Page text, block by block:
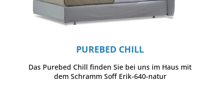
PUREBED CHILL
Das Purebed Chill finden Sie bei uns im Haus mit
dem Schramm Soff Erik-640-natur